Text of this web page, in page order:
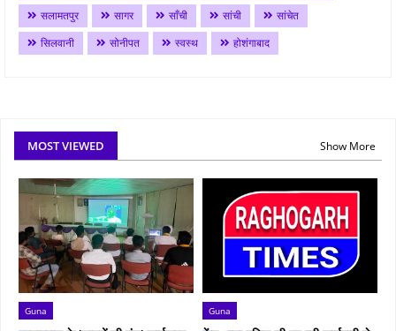
सलामतपुर
सागर साँची सांची
सांचेत
सिलवानी
सोनीपत स्वस्थ होशंगाबाद
MOST VIEWED Show More
Guna Guna